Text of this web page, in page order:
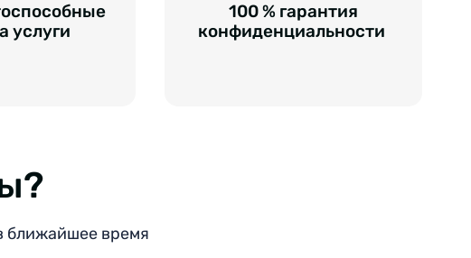
услуги
100 % гарантия
конфиденциальности
ближайшее время